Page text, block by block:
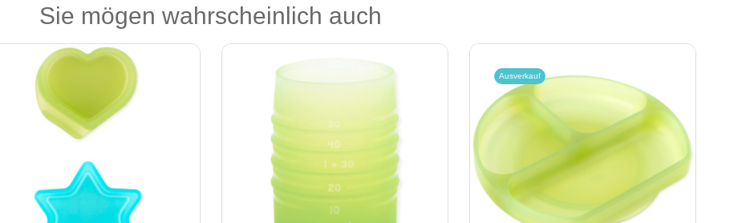
Sie mögen wahrscheinlich auch
Ausverkauf